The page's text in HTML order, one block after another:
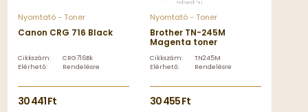
Nyomtató - Toner
Canon CRG 716 Black
Cikkszám:
CRG716Bk
Elérhető:
Rendelésre
30 441 Ft
Nyomtató - Toner
Brother TN-245M
Magenta toner
Cikkszám:
TN245M
Elérhető:
Rendelésre
30 455 Ft